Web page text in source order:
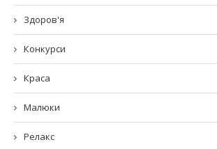
Здоров'я
Конкурси
Краса
Малюки
Релакс